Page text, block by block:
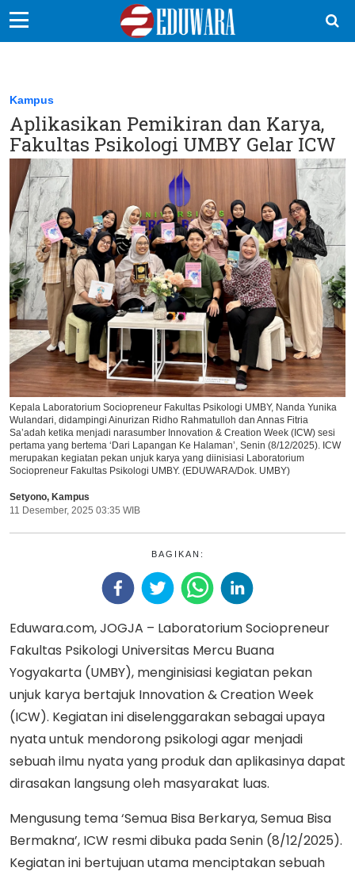
Sekolah Kita
Vokasi
Kampus
Idea
Sains
EduDana
Ikuti Kami di:
Kampus
Aplikasikan Pemikiran dan Karya,
Fakultas Psikologi UMBY Gelar ICW
Kepala Laboratorium Sociopreneur Fakultas Psikologi UMBY, Nanda Yunika
Wulandari, didampingi Ainurizan Ridho Rahmatulloh dan Annas Fitria
Sa’adah ketika menjadi narasumber Innovation & Creation Week (ICW) sesi
pertama yang bertema ‘Dari Lapangan Ke Halaman’, Senin (8/12/2025). ICW
merupakan kegiatan pekan unjuk karya yang diinisiasi Laboratorium
Sociopreneur Fakultas Psikologi UMBY. (EDUWARA/Dok. UMBY)
Setyono, Kampus
11 Desember, 2025 03:35 WIB
BAGIKAN:
Eduwara.com, JOGJA – Laboratorium Sociopreneur
Fakultas Psikologi Universitas Mercu Buana
Yogyakarta (UMBY), menginisiasi kegiatan pekan
unjuk karya bertajuk Innovation & Creation Week
(ICW). Kegiatan ini diselenggarakan sebagai upaya
nyata untuk mendorong psikologi agar menjadi
sebuah ilmu nyata yang produk dan aplikasinya dapat
dirasakan langsung oleh masyarakat luas.
Mengusung tema ‘Semua Bisa Berkarya, Semua Bisa
Bermakna’, ICW resmi dibuka pada Senin (8/12/2025).
Kegiatan ini bertujuan utama menciptakan sebuah